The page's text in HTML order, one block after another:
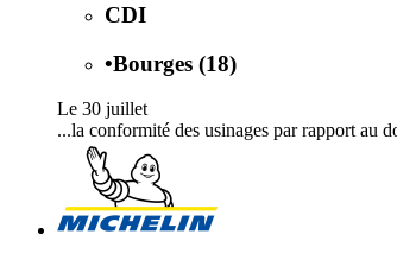
CDI
•Bourges (18)
Le 30 juillet
...la conformité des usinages par rapport au